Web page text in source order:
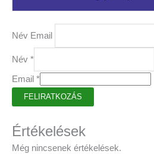
Név Email
Név *
Email *
FELIRATKOZÁS
Értékelések
Még nincsenek értékelések.